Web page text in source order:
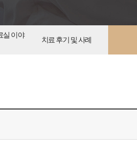
실 이야
치료 후기 및 사례